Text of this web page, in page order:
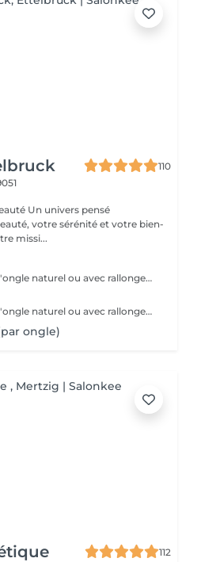
110
pensé
votre sérénité et votre bien-
missi...
Une prestation réalisée sur l'ongle naturel ou avec rallongement, pour des ongles élégants et résistants pendant plusieurs semaines. * Préparation de l'ongle naturel * Mise en forme des ongles * Travail des cuticules * Application du gel * Finition au choix * 2 décorations incluses
Une prestation réalisée sur l'ongle naturel ou avec rallongement, idéale pour des ongles solides, élégants et durables. * Préparation de l'ongle naturel * Mise en forme des ongles * Travail des cuticules * Application de l'acrylique * Finition au choix * 2 décorations incluses
ongle)
112